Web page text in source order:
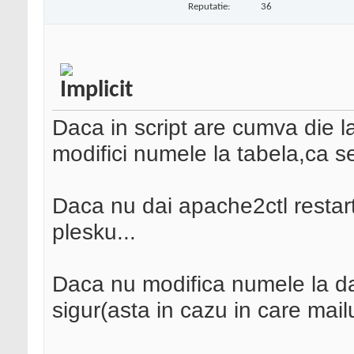
Reputatie: 36
Daca in script are cumva die
modifici numele la tabela,ca
Daca nu dai apache2ctl
plesku...
Daca nu modifica numele la
sigur(asta in cazu in care